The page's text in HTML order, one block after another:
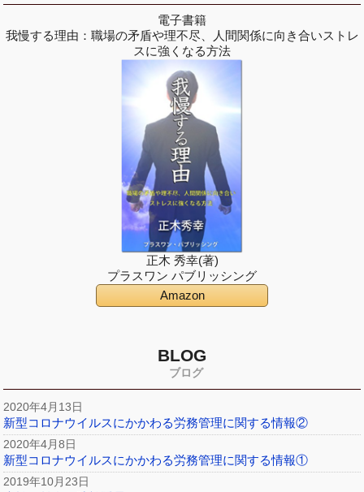
電子書籍
我慢する理由：職場の矛盾や理不尽、人間関係に向き合いストレ
スに強くなる方法
正木 秀幸(著)
プラスワン パブリッシング
Amazon
BLOG
ブログ
2020年4月13日
新型コロナウイルスにかかわる労務管理に関する情報②
2020年4月8日
新型コロナウイルスにかかわる労務管理に関する情報①
2019年10月23日